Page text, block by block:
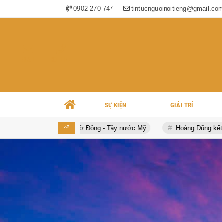
0902 270 747
SỰ KIỆN GIẢI TRÍ
bờ Đông - Tây nước Mỹ Hoàng Dũng kết hợp cùng nghệ sĩ Hàn